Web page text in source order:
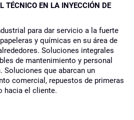
TÉCNICO EN LA INYECCIÓN DE
para dar servicio a la fuerte
y químicas en su área de
Soluciones integrales
de mantenimiento y personal
Soluciones que abarcan un
comercial, repuestos de primeras
hacia el cliente.